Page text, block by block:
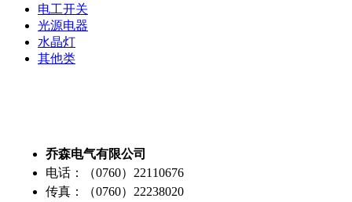
电工开关
光源电器
水晶灯
其他类
乔森电气有限公司
电话：（0760）22110676
传真：（0760）22238020